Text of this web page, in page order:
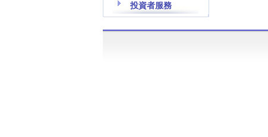
投資者服務